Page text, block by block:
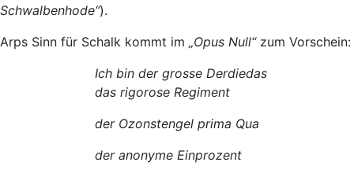
Schwalbenhode“).
Arps Sinn für Schalk kommt im „Opus Null“zum Vorschein:
Ich bin der grosse Derdiedas
das rigorose Regiment
der Ozonstengel prima Qua
der anonyme Einprozent